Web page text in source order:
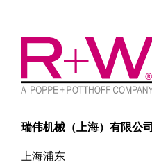
瑞伟机械（上海）有限公司
上海浦东